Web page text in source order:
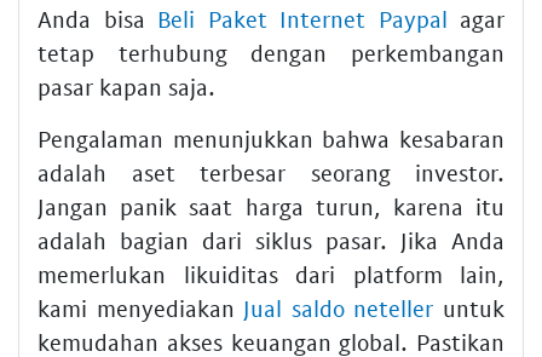
Anda bisa Beli Paket Internet Paypal agar
tetap terhubung dengan perkembangan
pasar kapan saja.
Pengalaman menunjukkan bahwa kesabaran
adalah aset terbesar seorang investor.
Jangan panik saat harga turun, karena itu
adalah bagian dari siklus pasar. Jika Anda
memerlukan likuiditas dari platform lain,
kami menyediakan Jual saldo neteller untuk
kemudahan akses keuangan global. Pastikan